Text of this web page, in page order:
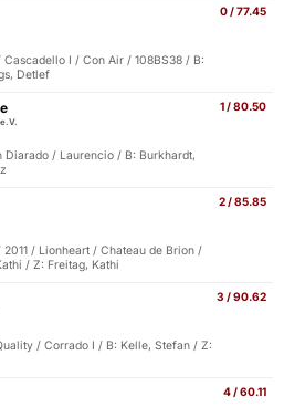
0 / 77.45
I / Con Air / 108BS38 / B:
Detlef
1 / 80.50
Diarado / Laurencio / B: Burkhardt,
2 / 85.85
/ Lionheart / Chateau de Brion /
/ Z: Freitag, Kathi
3 / 90.62
/ Corrado I / B: Kelle, Stefan / Z:
4 / 60.11